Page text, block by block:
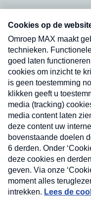
nieuwsbrief. Elke
uw mailbox.
Nieuwsbrief
Neem hier een
nieuwsbrief. Elke